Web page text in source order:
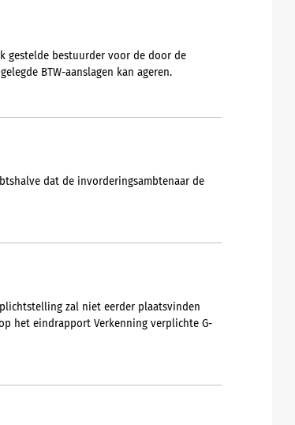
gestelde bestuurder voor de door de
BTW-aanslagen kan ageren.
dat de invorderingsambtenaar de
zal niet eerder plaatsvinden
het eindrapport Verkenning verplichte G-